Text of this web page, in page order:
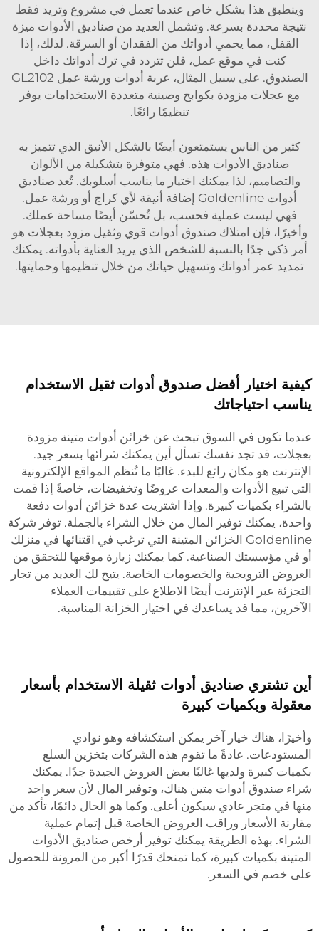
وينطبق هذا بشكل خاص عندما تعمل في مشروع وتريد فقط
نتيجة محددة بسرعة. وتشمل العديد من صناديق الأدوات ميزة
القفل، مما يحمي أدواتك من الفقدان أو السرقة. لذلك، إذا
كنت في موقع عمل، فلن تتردد في ترك أدواتك داخل
الصندوق. على سبيل المثال،
عربة أدوات ورشة عمل GL2102
مع عجلات مزودة بكوابح وصينية متعددة الاستخدامات يوفر
تنظيمًا رائعًا.
كثير من الناس يستمتعون أيضًا بالشكل الأنيق الذي تتميز به
صناديق الأدوات هذه. فهي متوفرة بتشكيلة من الألوان
والتصاميم، لذا يمكنك اختيار ما يناسب أسلوبك. تُعد صناديق
أدوات Goldenline إضافة أنيقة لأي كراج أو ورشة عمل.
فهي ليست عملية فحسب، بل تُحسّن أيضًا مساحة عملك.
وأخيرًا، فإن امتلاك صندوق أدوات قوي وثقيل مزود بعجلات هو
أمر ذكي جدًا بالنسبة للشخص الذي يريد العناية بأدواته. يمكنك
تمديد عمر أدواتك وتسهيل حياتك من خلال تنظيمها وحمايتها.
كيفية اختيار أفضل صندوق أدوات ثقيل الاستخدام
يناسب احتياجاتك
عندما تكون في السوق تبحث عن خزائن أدوات متينة مزودة
بعجلات، قد تجد نفسك تسأل أين يمكنك شرائها بسعر جيد.
الإنترنت هو مكان رائع للبدء. غالبًا ما تُنظم المواقع الإلكترونية
التي تبيع الأدوات والمعدات عروضًا وتخفيضات، خاصةً إذا قمت
بالشراء بكميات كبيرة. وإذا اشتريت عدة خزائن أدوات دفعة
واحدة، يمكنك توفير المال من خلال الشراء بالجملة. توفر شركة
Goldenline الخزائن المتينة التي ترغب في اقتنائها في منزلك
أو في مؤسستك الصناعية. كما يمكنك زيارة موقعها للتحقق من
العروض الترويجية والخصومات الخاصة. يتيح لك العديد من تجار
التجزئة عبر الإنترنت أيضًا الاطلاع على تقييمات العملاء
الآخرين، مما قد يساعدك في اختيار الخزانة المناسبة.
أين تشتري صناديق أدوات ثقيلة الاستخدام بأسعار
معقولة وبكميات كبيرة
وأخيرًا، هناك خيار آخر يمكن استكشافه وهو نوادي
المستودعات. عادةً ما تقوم هذه الشركات بتخزين السلع
بكميات كبيرة ولديها غالبًا بعض العروض الجيدة جدًا. يمكنك
شراء صندوق أدوات متين هناك، وتوفير المال لأن سعر واحد
منها في متجر عادي سيكون أعلى. وكما هو الحال دائمًا، تأكد من
مقارنة الأسعار وراقب العروض الخاصة قبل إتمام عملية
الشراء. بهذه الطريقة يمكنك توفير أرخص صناديق الأدوات
المتينة بكميات كبيرة، كما تمنحك قدرًا أكبر من المرونة للحصول
على خصم في السعر.